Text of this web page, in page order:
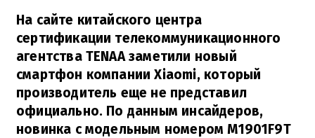
На сайте китайского центра
сертификации телекоммуникационного
агентства TENAA заметили новый
смартфон компании Xiaomi, который
производитель еще не представил
официально. По данным инсайдеров,
новинка с модельным номером M1901F9T